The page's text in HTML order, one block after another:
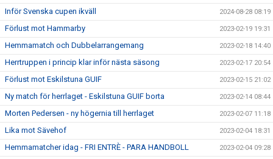
Inför Svenska cupen ikväll 2024-08-28 08:19
Förlust mot Hammarby 2023-02-19 19:31
Hemmamatch och Dubbelarrangemang 2023-02-18 14:40
Herrtruppen i princip klar inför nästa säsong 2023-02-17 20:54
Förlust mot Eskilstuna GUIF 2023-02-15 21:02
Ny match för herrlaget - Eskilstuna GUIF borta 2023-02-14 08:44
Morten Pedersen - ny högernia till herrlaget 2023-02-07 11:18
Lika mot Sävehof 2023-02-04 18:31
Hemmamatcher idag - FRI ENTRÈ - PARA HANDBOLL 2023-02-04 09:28